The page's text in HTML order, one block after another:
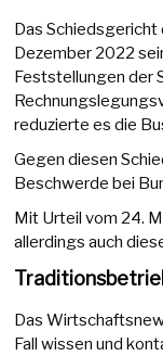
Das Schiedsgericht
Dezember 2022
Feststellungen der
reduzierte es die
Gegen diesen
Beschwerde bei
Mit Urteil vom 24.
allerdings auch
Das
Fall wissen und